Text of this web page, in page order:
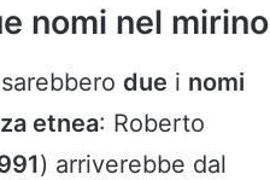
nomi nel mirino
sarebbero due i nomi
etnea: Roberto
) arriverebbe dal